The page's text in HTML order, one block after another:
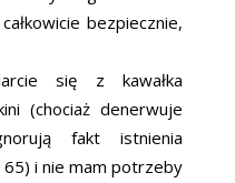
bezpiecznie,
się z kawałka
(chociaż denerwuje
fakt istnienia
i nie mam potrzeby